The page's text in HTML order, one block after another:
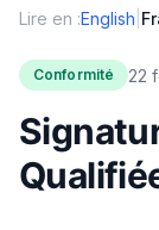
Lire en :English
Conformité 22